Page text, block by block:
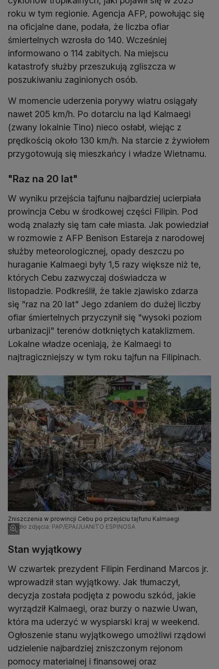
roku w tym regionie. Agencja AFP, powołując się
na oficjalne dane, podała, że liczba ofiar
śmiertelnych wzrosła do 140. Wcześniej
informowano o 114 zabitych. Na miejscu
katastrofy służby przeszukują zgliszcza w
poszukiwaniu zaginionych osób.
W momencie uderzenia porywy wiatru osiągały
nawet 205 km/h. Po dotarciu na ląd Kalmaegi
(zwany lokalnie Tino) nieco osłabł, wiejąc z
prędkością około 130 km/h. Na starcie z żywiołem
przygotowują się mieszkańcy i władze Wietnamu.
"Raz na 20 lat"
W wyniku przejścia tajfunu najbardziej ucierpiała
prowincja Cebu w środkowej części Filipin. Pod
wodą znalazły się tam całe miasta. Jak powiedział
w rozmowie z AFP Benison Estareja z narodowej
służby meteorologicznej, opady deszczu po
huraganie Kalmaegi były 1,5 razy większe niż te,
których Cebu zazwyczaj doświadcza w
listopadzie. Podkreślił, że takie zjawisko zdarza
się "raz na 20 lat" Jego zdaniem do dużej liczby
ofiar śmiertelnych przyczynił się "wysoki poziom
urbanizacji" terenów dotkniętych kataklizmem.
Lokalne władze oceniają, że Kalmaegi to
najtragiczniejszy w tym roku tajfun na Filipinach.
Zniszczenia w prowincji Cebu po przejściu tajfunu Kalmaegi
Źródło zdjęcia: PAP/EPA/JUANITO ESPINOSA
Stan wyjątkowy
W czwartek prezydent Filipin Ferdinand Marcos jr.
wprowadził stan wyjątkowy. Jak tłumaczył,
decyzja została podjęta z powodu szkód, jakie
wyrządził Kalmaegi, oraz burzy o nazwie Uwan,
która ma uderzyć w wyspiarski kraj w weekend.
Ogłoszenie stanu wyjątkowego umożliwi rządowi
udzielenie najbardziej zniszczonym rejonom
pomocy materialnej i finansowej oraz